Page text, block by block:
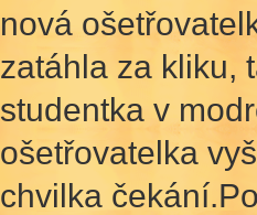
nová
zatáhla za kliku,
studentka v
ošetřovatelka
chvilka